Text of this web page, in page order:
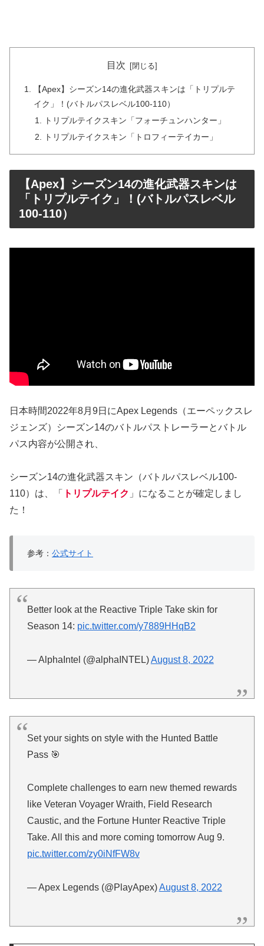
目次
【Apex】シーズン14の進化武器スキンは「トリプルテ
イク」！(バトルパスレベル100-110）
トリプルテイクスキン「フォーチュンハンター」
トリプルテイクスキン「トロフィーテイカー」
【Apex】シーズン14の進化武器スキンは
「トリプルテイク」！(バトルパスレベル
100-110）
日本時間2022年8月9日にApex Legends（エーペックスレ
ジェンズ）シーズン14のバトルパストレーラーとバトル
パス内容が公開され、
シーズン14の進化武器スキン（バトルパスレベル100-
110）は、「
トリプルテイク 」になることが確定しまし
た！
参考： 公式サイト
Better look at the Reactive Triple Take skin for
Season 14: pic.twitter.com/y7889HHqB2
— AlphaIntel (@alphaINTEL)August 8, 2022
Set your sights on style with the Hunted Battle
Pass 🎯
Complete challenges to earn new themed rewards
like Veteran Voyager Wraith, Field Research
Caustic, and the Fortune Hunter Reactive Triple
Take. All this and more coming tomorrow Aug 9.
pic.twitter.com/zy0iNfFW8v
— Apex Legends (@PlayApex)August 8, 2022